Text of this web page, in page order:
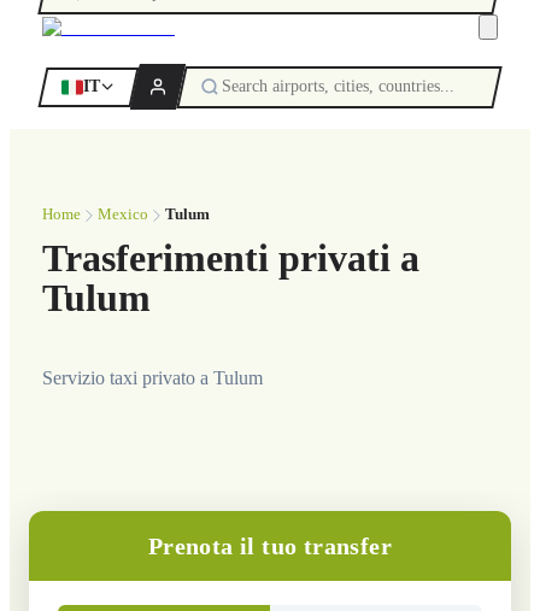
IT
Home Mexico Tulum
Trasferimenti privati a
Tulum
Servizio taxi privato a Tulum
Prenota il tuo transfer